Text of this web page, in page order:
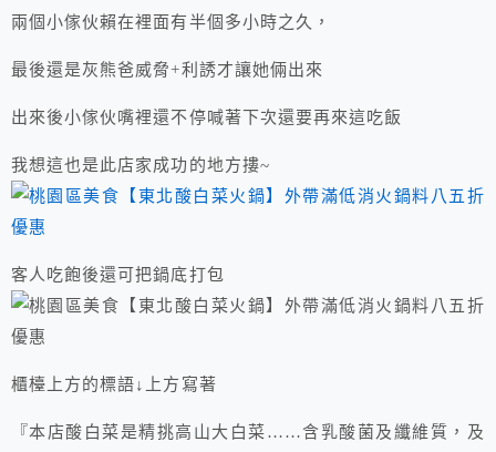
兩個小傢伙賴在裡面有半個多小時之久，
最後還是灰熊爸威脅+利誘才讓她倆出來
出來後小傢伙嘴裡還不停喊著下次還要再來這吃飯
我想這也是此店家成功的地方摟~
客人吃飽後還可把鍋底打包
櫃檯上方的標語↓上方寫著
『本店酸白菜是精挑高山大白菜……含乳酸菌及纖維質，及